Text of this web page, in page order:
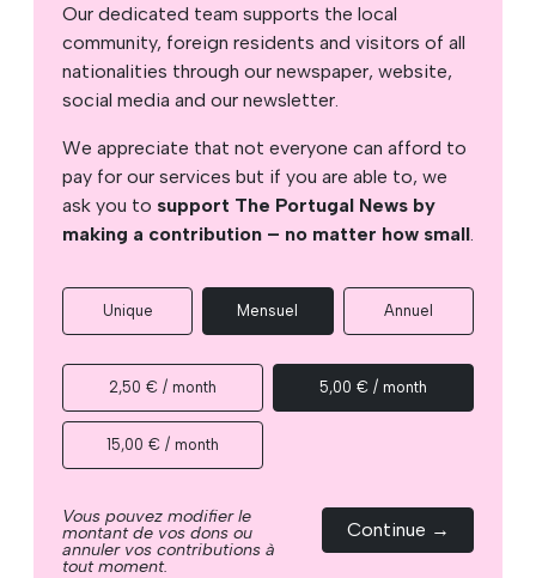
Our dedicated team supports the local
community, foreign residents and visitors of all
nationalities through our newspaper, website,
social media and our newsletter.
We appreciate that not everyone can afford to
pay for our services but if you are able to, we
ask you to support The Portugal News by
making a contribution – no matter how small.
Unique Mensuel Annuel
2,50 € / month 5,00 € / month
15,00 € / month
Vous pouvez modifier le
montant de vos dons ou
annuler vos contributions à
tout moment.
Continue →